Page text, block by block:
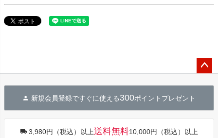
へ
新規会員登録ですぐに使える300ポイントプレゼント
3,980円（税込）以上送料無料10,000円（税込）以上